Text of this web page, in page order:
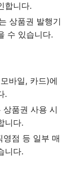
합니다.
상품권 발행기
수 있습니다.
바일, 카드)에
.
품권 사용 시
니다.
점 등 일부 매
니다.